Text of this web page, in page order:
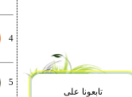
4
5
تابعونا على